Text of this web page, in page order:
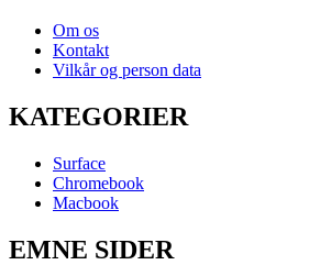
Om os
Kontakt
Vilkår og person data
KATEGORIER
Surface
Chromebook
Macbook
EMNE SIDER